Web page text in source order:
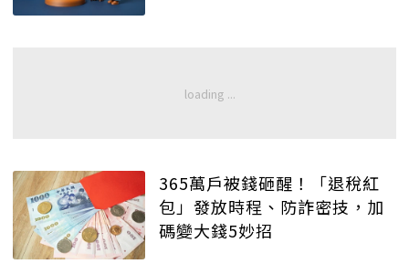
365萬戶被錢砸醒！「退稅紅
包」發放時程、防詐密技，加
碼變大錢5妙招